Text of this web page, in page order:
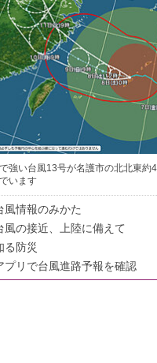
強い台風13号が名護市の北北東約
います
風情報のみかた
風の接近、上陸に備えて
る防災
プリで台風進路予報を確認